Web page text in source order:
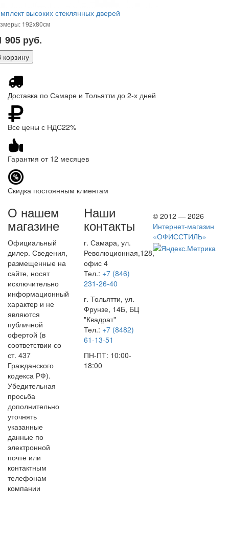
высоких стеклянных дверей
192х80см
905 руб.
Доставка по Самаре и Тольятти до 2-х дней
Все цены с НДС22%
Гарантия от 12 месяцев
Скидка постоянным клиентам
О нашем
магазине
Официальный
дилер. Сведения,
размещенные на
сайте, носят
исключительно
информационный
характер и не
являются
публичной
офертой (в
соответствии со
ст. 437
Гражданского
кодекса РФ).
Убедительная
просьба
дополнительно
уточнять
указанные
данные по
электронной
почте или
контактным
телефонам
компании
Наши
контакты
г. Самара, ул.
Революционная,128,
офис 4
Тел.: +7 (846)
231-26-40
г. Тольятти, ул.
Фрунзе, 14Б, БЦ
"Квадрат"
Тел.: +7 (8482)
61-13-51
ПН-ПТ: 10:00-
18:00
© 2012 — 2026
Интернет-магазин
«ОФИССТИЛЬ»